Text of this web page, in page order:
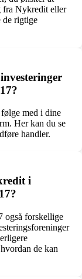
fra Nykredit eller
de rigtige
med i dine
Her kan du se
handler.
i
også forskellige
de kan